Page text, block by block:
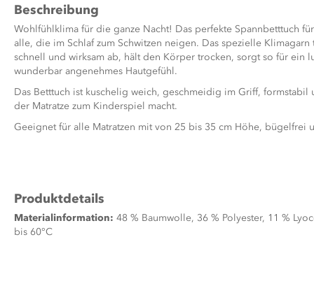
Beschreibung
Wohlfühlklima für die ganze Nacht! Das perfekte Spannbetttuch
alle, die im Schlaf zum Schwitzen neigen. Das spezielle
schnell und wirksam ab, hält den Körper trocken, sorgt so für ein
wunderbar angenehmes Hautgefühl.
Das Betttuch ist kuschelig weich, geschmeidig im Griff, formstabil
der Matratze zum Kinderspiel macht.
Geeignet für alle Matratzen mit von 25 bis 35 cm Höhe, bügelfrei
Produktdetails
Materialinformation: 48 % Baumwolle, 36 % Polyester, 11 %
bis 60°C